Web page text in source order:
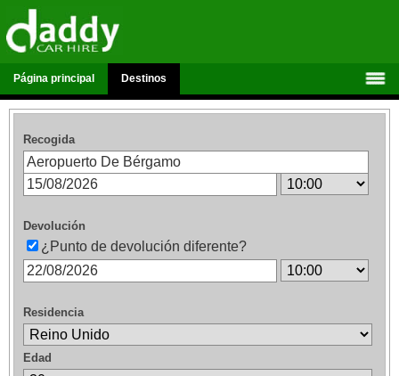
Página principal Destinos
Recogida
Devolución
¿Punto de devolución diferente?
Residencia
Edad